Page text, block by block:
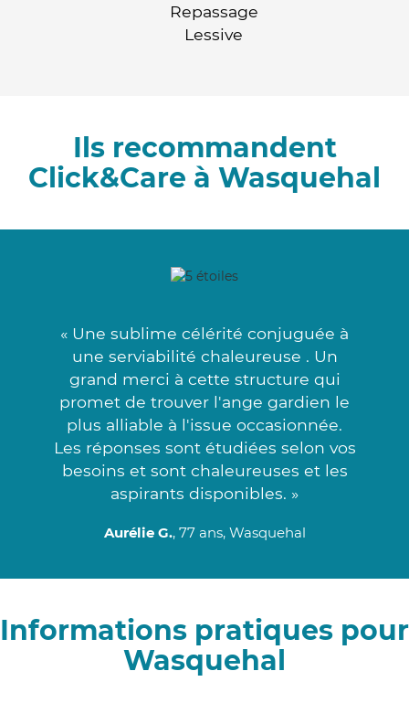
Repassage
Lessive
Ils recommandent
Click&Care à Wasquehal
« Une sublime célérité conjuguée à
une serviabilité chaleureuse . Un
grand merci à cette structure qui
promet de trouver l'ange gardien le
plus alliable à l'issue occasionnée.
Les réponses sont étudiées selon vos
besoins et sont chaleureuses et les
aspirants disponibles. »
Aurélie G., 77 ans, Wasquehal
Informations pratiques pour
Wasquehal